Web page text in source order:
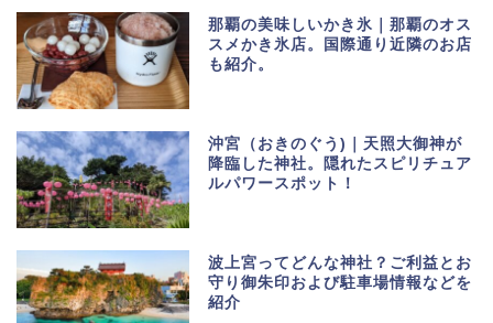
那覇の美味しいかき氷｜那覇のオス
スメかき氷店。国際通り近隣のお店
も紹介。
沖宮（おきのぐう)｜天照大御神が
降臨した神社。隠れたスピリチュア
ルパワースポット！
波上宮ってどんな神社？ご利益とお
守り御朱印および駐車場情報などを
紹介